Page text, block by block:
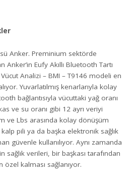
Anker. Preminium sektörde
Eufy Akıllı Bluetooth Tartı
Analizi – BMI – T9146 modeli en
Yuvarlatılmış kenarlarıyla kolay
bağlantısıyla vücuttaki yağ oranı
ve su oranı gibi 12 ayrı veriyi
ve Lbs arasında kolay dönüşüm
pili ya da başka elektronik sağlık
güvenle kullanılıyor. Aynı zamanda
sağlık verileri, bir başkası tarafından
kalması sağlanıyor.